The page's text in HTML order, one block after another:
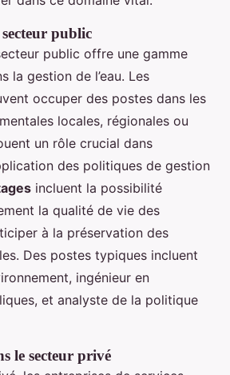
public
public offre une gamme
la gestion de l’eau. Les
occuper des postes dans les
locales, régionales ou
un rôle crucial dans
des politiques de gestion
incluent la possibilité
la qualité de vie des
à la préservation des
Des postes typiques incluent
ingénieur en
et analyste de la politique
le secteur privé